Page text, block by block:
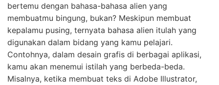
bertemu dengan bahasa-bahasa alien yang
membuatmu bingung, bukan? Meskipun membuat
kepalamu pusing, ternyata bahasa alien itulah yang
digunakan dalam bidang yang kamu pelajari.
Contohnya, dalam desain grafis di berbagai aplikasi,
kamu akan menemui istilah yang berbeda-beda.
Misalnya, ketika membuat teks di Adobe Illustrator,